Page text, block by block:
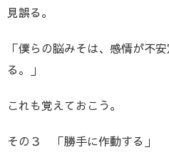
見誤る。
「僕らの脳みそは、感情が不
る。」
これも覚えておこう。
その３ 「勝手に作動する」